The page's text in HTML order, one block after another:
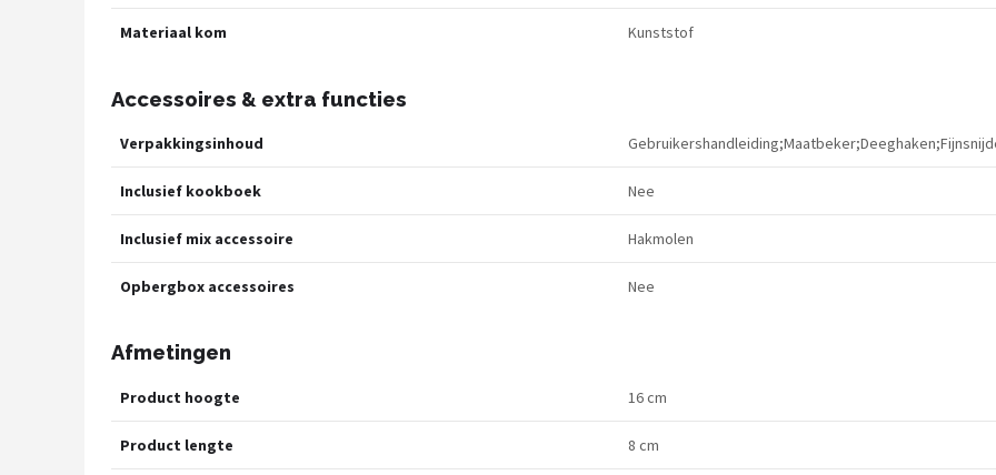
Materiaal kom Kunststof
Accessoires & extra functies
Verpakkingsinhoud
Inclusief kookboek Nee
Inclusief mix accessoire Hakmolen
Opbergbox accessoires Nee
Afmetingen
Product hoogte 16 cm
Product lengte 8 cm